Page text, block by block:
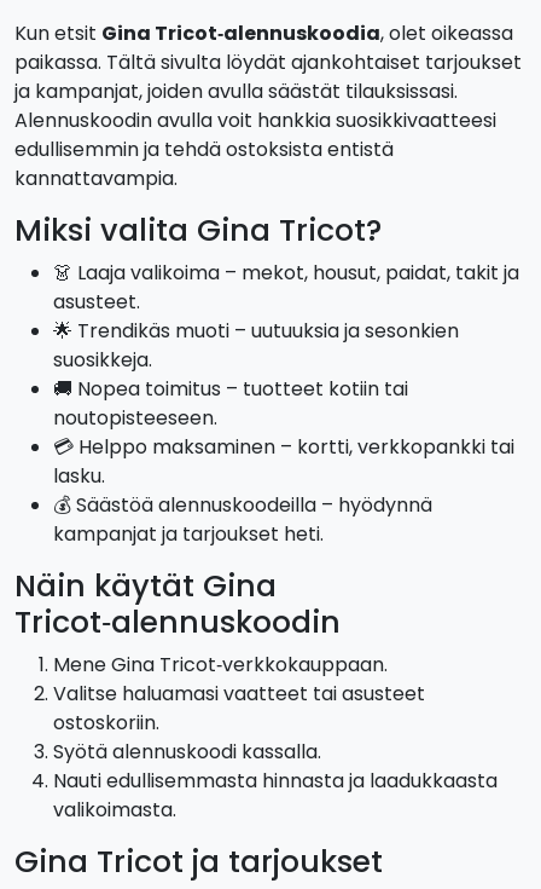
Kun etsit Gina Tricot‑alennuskoodia, olet oikeassa
paikassa. Tältä sivulta löydät ajankohtaiset tarjoukset
ja kampanjat, joiden avulla säästät tilauksissasi.
Alennuskoodin avulla voit hankkia suosikkivaatteesi
edullisemmin ja tehdä ostoksista entistä
kannattavampia.
Miksi valita Gina Tricot?
👗 Laaja valikoima – mekot, housut, paidat, takit ja
asusteet.
🌟 Trendikäs muoti – uutuuksia ja sesonkien
suosikkeja.
🚚 Nopea toimitus – tuotteet kotiin tai
noutopisteeseen.
💳 Helppo maksaminen – kortti, verkkopankki tai
lasku.
💰 Säästöä alennuskoodeilla – hyödynnä
kampanjat ja tarjoukset heti.
Näin käytät Gina
Tricot‑alennuskoodin
Mene Gina Tricot‑verkkokauppaan.
Valitse haluamasi vaatteet tai asusteet
ostoskoriin.
Syötä alennuskoodi kassalla.
Nauti edullisemmasta hinnasta ja laadukkaasta
valikoimasta.
Gina Tricot ja tarjoukset